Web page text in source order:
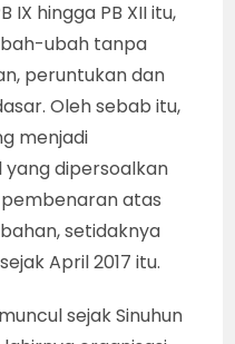
IX hingga PB XII itu,
ubah tanpa
peruntukan dan
Oleh sebab itu,
menjadi
dipersoalkan
atas
setidaknya
April 2017 itu.
sejak Sinuhun